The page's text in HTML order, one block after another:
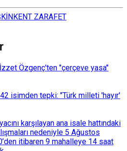
KENT ZARAFET
Özgenç'ten "çerçeve yasa"
isimden tepki: "Türk milleti 'hayır'
karşılayan ana isale hattındaki
nedeniyle 5 Ağustos
itibaren 9 mahalleye 14 saat